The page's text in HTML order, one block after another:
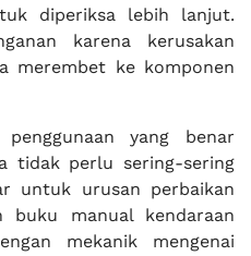
diperiksa lebih lanjut.
karena kerusakan
merembet ke komponen
yang benar
tidak perlu sering-sering
untuk urusan perbaikan
buku manual kendaraan
mekanik mengenai